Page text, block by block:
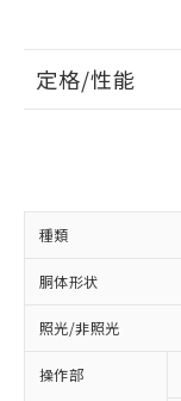
定格/性能
種類
胴体形状
照光/非照光
操作部